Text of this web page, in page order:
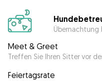
Übernachtung
Meet & Greet
Treffen Sie Ihren Sitter vor
Feiertagsrate